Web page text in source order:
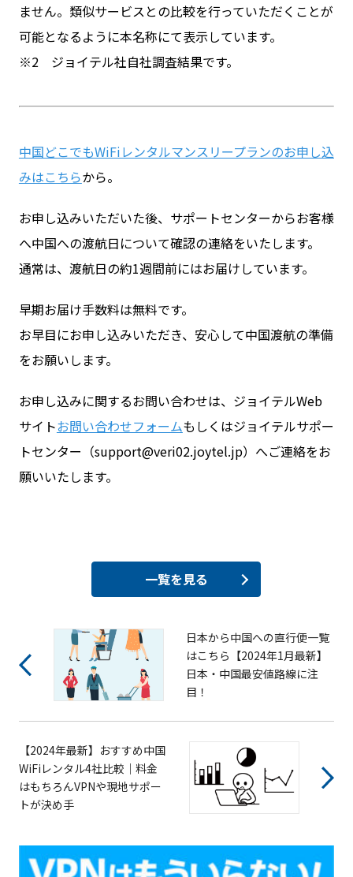
ません。類似サービスとの比較を行っていただくことが
可能となるように本名称にて表示しています。
※2 ジョイテル社自社調査結果です。
中国どこでもWiFiレンタルマンスリープランのお申し込
みはこちらから。
お申し込みいただいた後、サポートセンターからお客様
へ中国への渡航日について確認の連絡をいたします。
通常は、渡航日の約1週間前にはお届けしています。
早期お届け手数料は無料です。
お早目にお申し込みいただき、安心して中国渡航の準備
をお願いします。
お申し込みに関するお問い合わせは、ジョイテルWeb
サイトお問い合わせフォームもしくはジョイテルサポー
トセンター（support@veri02.joytel.jp）へご連絡をお
願いいたします。
一覧を見る
日本から中国への直行便一覧
はこちら【2024年1月最新】
日本・中国最安値路線に注
目！
【2024年最新】おすすめ中国
WiFiレンタル4社比較｜料金
はもちろんVPNや現地サポー
トが決め手